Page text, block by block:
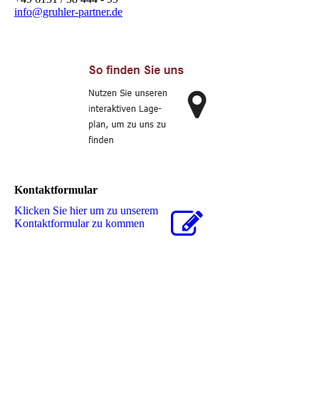
info@gruhler-partner.de
Kontaktformular
Klicken Sie hier um zu unserem
Kon­takt­for­mu­lar zu kommen